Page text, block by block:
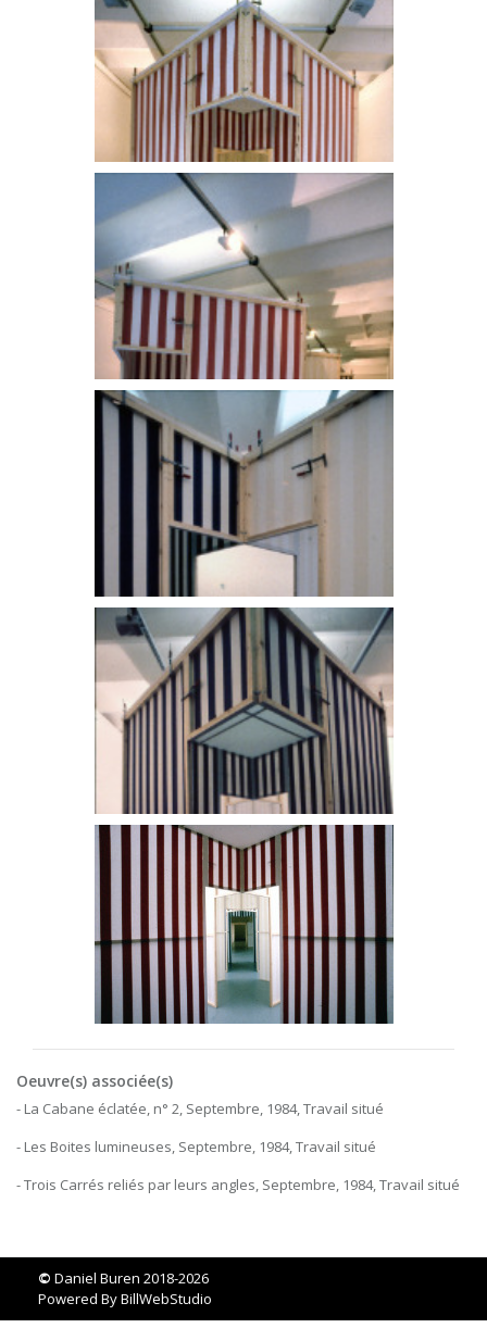
Oeuvre(s) associée(s)
- La Cabane éclatée, n° 2, Septembre, 1984, Travail situé
- Les Boites lumineuses, Septembre, 1984, Travail situé
- Trois Carrés reliés par leurs angles, Septembre, 1984, Travail situé
© Daniel Buren 2018-2026
Powered ByBillWebStudio